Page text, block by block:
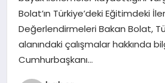
Bolat’ın Türkiye’deki Eğitimdeki
Değerlendirmeleri Bakan Bolat,
alanındaki çalışmalar hakkında
Cumhurbaşkanı…